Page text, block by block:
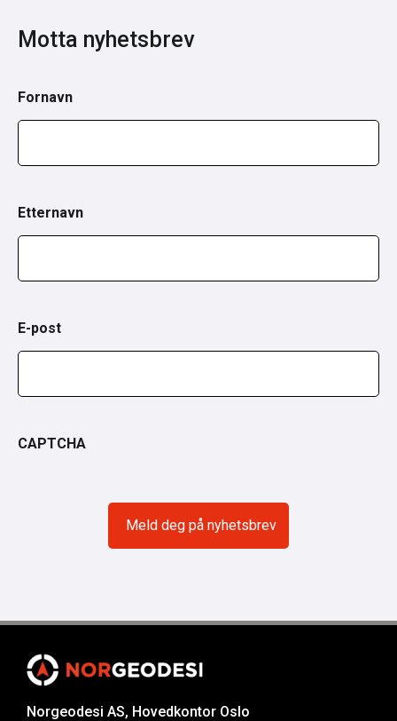
Motta nyhetsbrev
Fornavn
Etternavn
E-post
CAPTCHA
Norgeodesi AS, Hovedkontor Oslo